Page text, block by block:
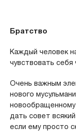
Братство
Каждый человек
чувствовать
Очень важным
нового
новообращенному
дать совет
если ему просто